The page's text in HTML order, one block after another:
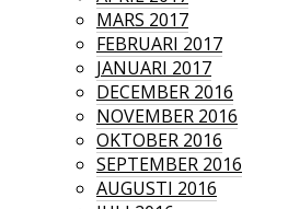
MARS 2017
FEBRUARI 2017
JANUARI 2017
DECEMBER 2016
NOVEMBER 2016
OKTOBER 2016
SEPTEMBER 2016
AUGUSTI 2016